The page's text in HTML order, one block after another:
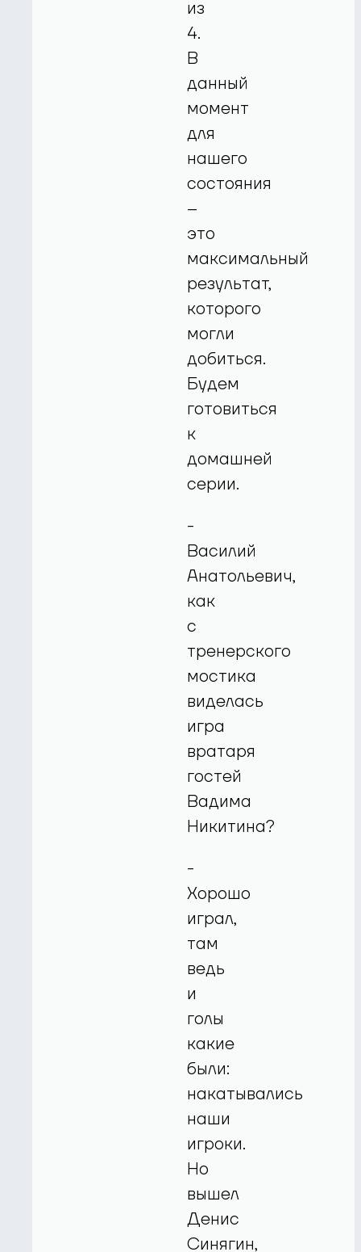
из
4.
В
данный
момент
для
нашего
состояния
–
это
максимальный
результат,
которого
могли
добиться.
Будем
готовиться
к
домашней
серии.
-
Василий
Анатольевич,
как
с
тренерского
мостика
виделась
игра
вратаря
гостей
Вадима
Никитина?
-
Хорошо
играл,
там
ведь
и
голы
какие
были:
накатывались
наши
игроки.
Но
вышел
Денис
Синягин,